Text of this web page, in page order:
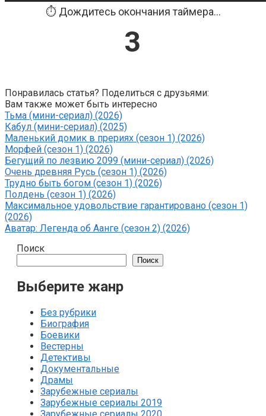
⏱️ Дождитесь окончания таймера...
3
Понравилась статья? Поделиться с друзьями:
Вам также может быть интересно
Тьма (мини-сериал) (2026)
Кабул (мини-сериал) (2025)
Маленький домик в прериях (сезон 1) (2026)
Морфей (сезон 1) (2026)
Бегущий по лезвию 2099 (мини-сериал) (2026)
Очень древняя Русь (сезон 1) (2026)
Трудно быть богом (сезон 1) (2026)
Полдень (сезон 1) (2026)
Максимальное удовольствие гарантировано (сезон 1)
(2026)
Аватар: Легенда об Аанге (сезон 2) (2026)
Поиск
Поиск
Выберите жанр
Без рубрики
Биография
Боевики
Вестерны
Детективы
Документальные
Драмы
Зарубежные сериалы
Зарубежные сериалы 2019